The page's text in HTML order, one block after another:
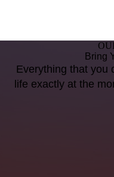
Bring
Everything that you
life exactly at the